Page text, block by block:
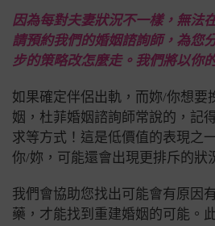
因為每對夫妻狀況不一樣，無法
請預約我們的婚姻諮詢師，為您
步的策略改怎麼走。我們將以你
如果確定伴侶出軌，而妳/你想要
姻，杜菲婚姻諮詢師常說的，記
求等方式！這是低價值的表現之
你/妳，可能還會出現更排斥的狀
我們會協助您找出可能會有原因
藥，才能找到重建婚姻的可能。